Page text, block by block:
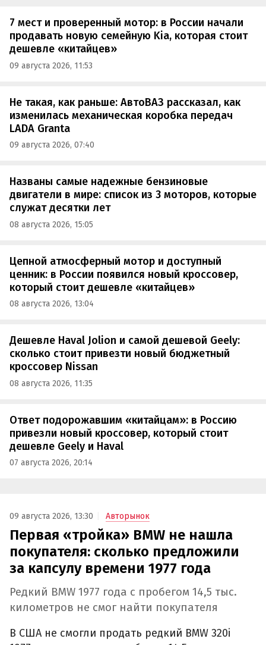
7 мест и проверенный мотор: в России начали
продавать новую семейную Kia, которая стоит
дешевле «китайцев»
09 августа 2026, 11:53
Не такая, как раньше: АвтоВАЗ рассказал, как
изменилась механическая коробка передач
LADA Granta
09 августа 2026, 07:40
Названы самые надежные бензиновые
двигатели в мире: список из 3 моторов, которые
служат десятки лет
08 августа 2026, 15:05
Цепной атмосферный мотор и доступный
ценник: в России появился новый кроссовер,
который стоит дешевле «китайцев»
08 августа 2026, 13:04
Дешевле Haval Jolion и самой дешевой Geely:
сколько стоит привезти новый бюджетный
кроссовер Nissan
08 августа 2026, 11:35
Ответ подорожавшим «китайцам»: в Россию
привезли новый кроссовер, который стоит
дешевле Geely и Haval
07 августа 2026, 20:14
09 августа 2026, 13:30 Авторынок
Первая «тройка» BMW не нашла
покупателя: сколько предложили
за капсулу времени 1977 года
Редкий BMW 1977 года с пробегом 14,5 тыс.
километров не смог найти покупателя
В США не смогли продать редкий BMW 320i